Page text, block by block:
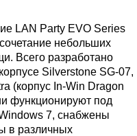
LAN Party EVO Series
небольших
Всего разработано
Silverstone SG-07,
(корпус In-Win Dragon
функционируют под
7, снабжены
в различных